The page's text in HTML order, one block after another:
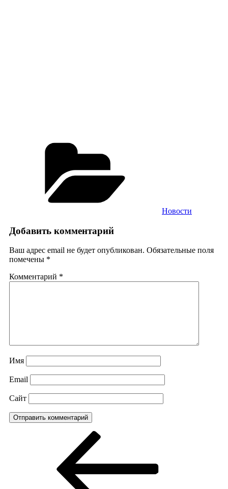
Новости
Добавить комментарий
Ваш адрес email не будет опубликован. Обязательные поля
помечены *
Комментарий *
Имя
Email
Сайт